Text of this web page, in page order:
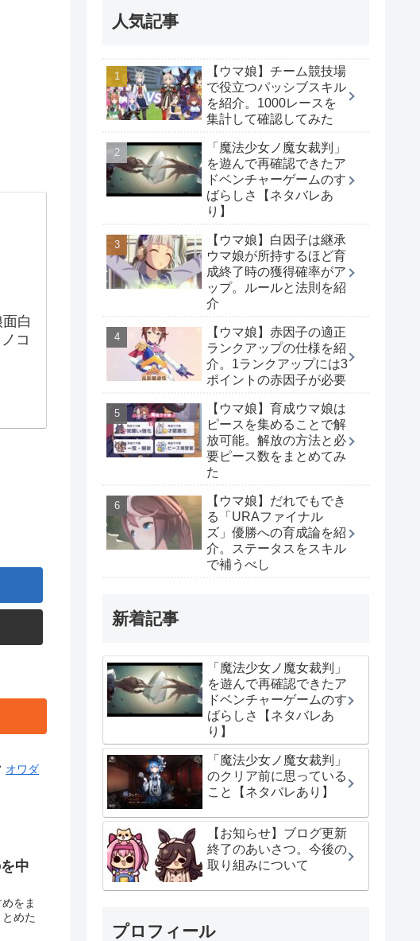
白
コ
オワダ
中
をま
めた
人気記事
【ウマ娘】チーム競技場
で役立つパッシブスキル
を紹介。1000レースを
集計して確認してみた
「魔法少女ノ魔女裁判」
を遊んで再確認できたア
ドベンチャーゲームのす
ばらしさ【ネタバレあ
り】
【ウマ娘】白因子は継承
ウマ娘が所持するほど育
成終了時の獲得確率がア
ップ。ルールと法則を紹
介
【ウマ娘】赤因子の適正
ランクアップの仕様を紹
介。1ランクアップには3
ポイントの赤因子が必要
【ウマ娘】育成ウマ娘は
ピースを集めることで解
放可能。解放の方法と必
要ピース数をまとめてみ
た
【ウマ娘】だれでもでき
る「URAファイナル
ズ」優勝への育成論を紹
介。ステータスをスキル
で補うべし
新着記事
「魔法少女ノ魔女裁判」
を遊んで再確認できたア
ドベンチャーゲームのす
ばらしさ【ネタバレあ
り】
「魔法少女ノ魔女裁判」
のクリア前に思っている
こと【ネタバレあり】
【お知らせ】ブログ更新
終了のあいさつ。今後の
取り組みについて
プロフィール